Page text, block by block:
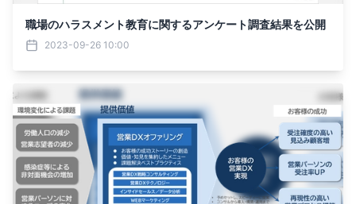
職場のハラスメント教育に関するアンケート調査結果を公開
2023-09-26 10:00